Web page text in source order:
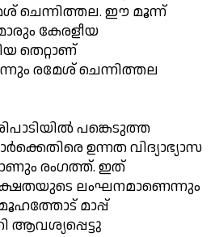
ചെന്നിത്തല. ഈ മൂന്ന്
കേരളീയ
തെറ്റാണ്
രമേശ് ചെന്നിത്തല
പങ്കെടുത്ത
ഉന്നത വിദ്യാഭ്യാസ
രംഗത്ത്. ഇത്
ലംഘനമാണെന്നും
മാപ്പ്
ആവശ്യപ്പെട്ടു